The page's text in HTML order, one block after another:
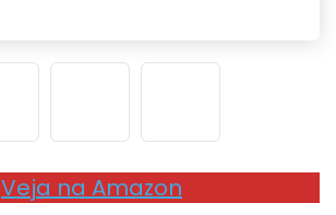
Veja na Amazon